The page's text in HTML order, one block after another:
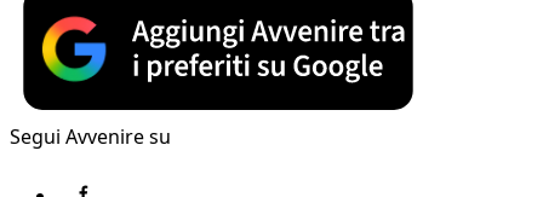
Segui Avvenire su